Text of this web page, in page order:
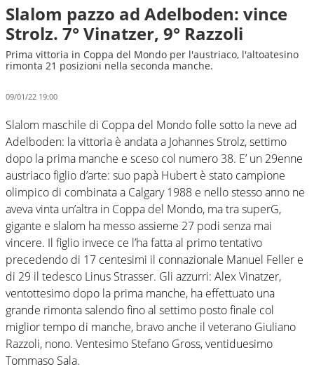
Slalom pazzo ad Adelboden: vince
Strolz. 7° Vinatzer, 9° Razzoli
Prima vittoria in Coppa del Mondo per l'austriaco, l'altoatesino
rimonta 21 posizioni nella seconda manche.
09/01/22 19:00
Slalom maschile di Coppa del Mondo folle sotto la neve ad
Adelboden: la vittoria è andata a Johannes Strolz, settimo
dopo la prima manche e sceso col numero 38. E’ un 29enne
austriaco figlio d’arte: suo papà Hubert è stato campione
olimpico di combinata a Calgary 1988 e nello stesso anno ne
aveva vinta un’altra in Coppa del Mondo, ma tra superG,
gigante e slalom ha messo assieme 27 podi senza mai
vincere. Il figlio invece ce l’ha fatta al primo tentativo
precedendo di 17 centesimi il connazionale Manuel Feller e
di 29 il tedesco Linus Strasser. Gli azzurri: Alex Vinatzer,
ventottesimo dopo la prima manche, ha effettuato una
grande rimonta salendo fino al settimo posto finale col
miglior tempo di manche, bravo anche il veterano Giuliano
Razzoli, nono. Ventesimo Stefano Gross, ventiduesimo
Tommaso Sala.